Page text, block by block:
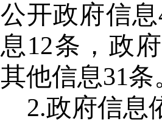
公开政府信息
息12条，政
其他信息31条
2.政府信息